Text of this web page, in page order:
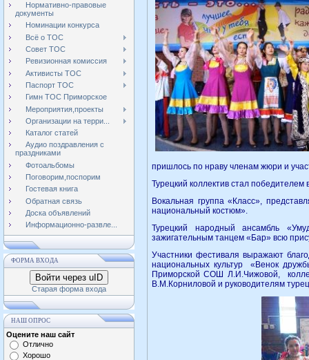
Нормативно-правовые
документы
Номинации конкурса
Всё о ТОС
Совет ТОС
Ревизионная комиссия
Активисты ТОС
Паспорт ТОС
Гимн ТОС Приморское
Мероприятия,проекты
Организации на терри...
Каталог статей
Аудио поздравления с
праздниками
Фотоальбомы
Поговорим,поспорим
Гостевая книга
Обратная связь
Доска объявлений
Информационно-развле...
ФОРМА ВХОДА
Войти через uID
Старая форма входа
НАШ ОПРОС
Оцените наш сайт
Отлично
Хорошо
пришлось по нраву членам жюри и
Турецкий коллектив стал
Вокальная группа «Класс»,
национальный костюм».
Турецкий народный ансамбль
зажигательным танцем «Бар» всю
Участники фестиваля выражают
национальных культур «Венок
Приморской СОШ Л.И.Чижовой,
В.М.Корниловой и руководителям